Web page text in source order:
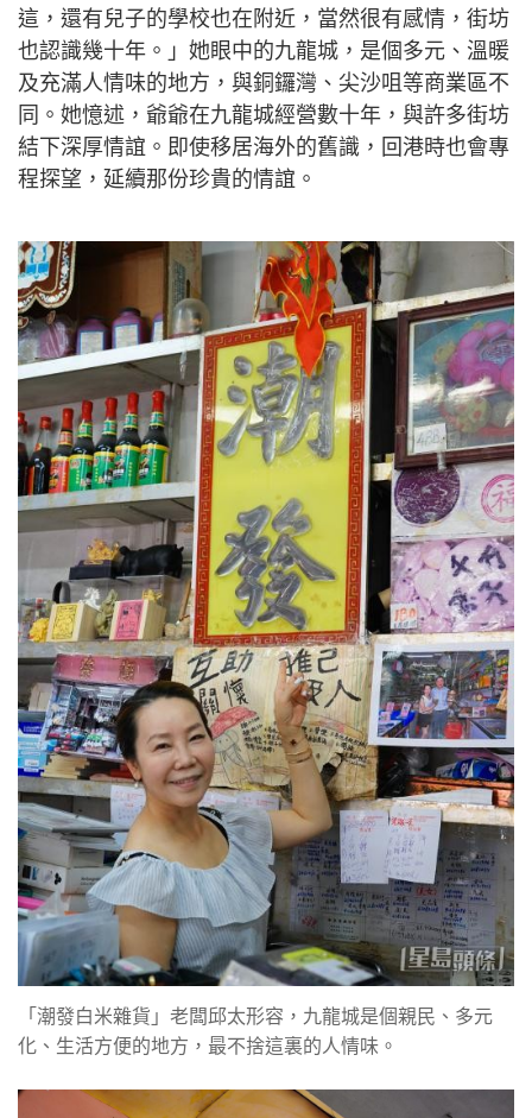
這，還有兒子的學校也在附近，當然很有感情，街坊
也認識幾十年。」她眼中的九龍城，是個多元、溫暖
及充滿人情味的地方，與銅鑼灣、尖沙咀等商業區不
同。她憶述，爺爺在九龍城經營數十年，與許多街坊
結下深厚情誼。即使移居海外的舊識，回港時也會專
程探望，延續那份珍貴的情誼。
「潮發白米雜貨」老闆邱太形容，九龍城是個親民、多元
化、生活方便的地方，最不捨這裏的人情味。